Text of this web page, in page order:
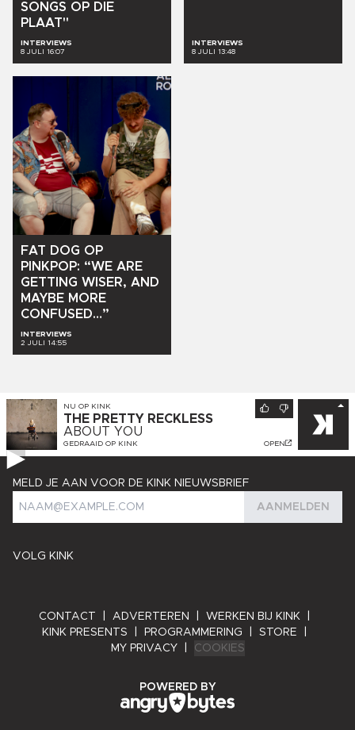
SONGS OP DIE
PLAAT"
INTERVIEWS
8 JULI 16:07
INTERVIEWS
8 JULI 13:48
FAT DOG OP
PINKPOP: “WE ARE
GETTING WISER, AND
MAYBE MORE
CONFUSED…”
INTERVIEWS
2 JULI 14:55
NU OP KINK
THE PRETTY RECKLESS
ABOUT YOU
GEDRAAID OP KINK OPEN
VOLG KINK
MELD JE AAN VOOR DE KINK NIEUWSBRIEF
AANMELDEN
CONTACT ADVERTEREN WERKEN BIJ KINK
KINK PRESENTS
PROGRAMMERING STORE
MY PRIVACY
COOKIES
POWERED BYANGRY BYTES